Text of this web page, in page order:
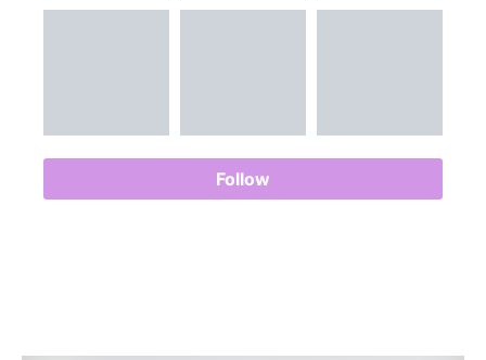
Follow